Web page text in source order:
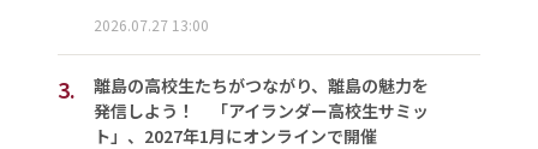
2026.07.27 13:00
3.
離島の高校生たちがつながり、離島の魅力を
発信しよう！ 「アイランダー高校生サミッ
ト」、2027年1月にオンラインで開催